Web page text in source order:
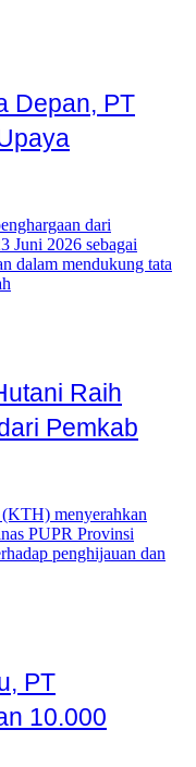
Depan, PT
Raih
Pemkab
PT
10.000